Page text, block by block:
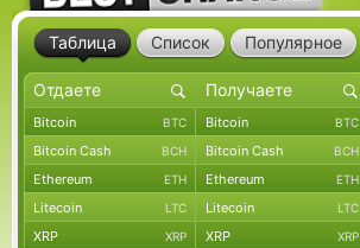
Таблица Список Популярное
Bitcoin BTC Bitcoin BTC
Bitcoin Cash BCH Bitcoin Cash BCH
Ethereum ETH Ethereum ETH
Litecoin LTC Litecoin LTC
XRP XRP XRP XRP